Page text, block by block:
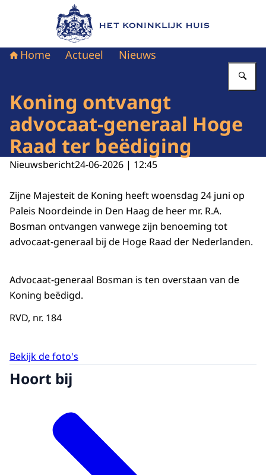
Naar de homepage van Het Koninklijk Huis
Home Actueel Nieuws
Koning ontvangt
advocaat-generaal Hoge
Raad ter beëdiging
Nieuwsbericht24-06-2026 | 12:45
Zijne Majesteit de Koning heeft woensdag 24 juni op
Paleis Noordeinde in Den Haag de heer mr. R.A.
Bosman ontvangen vanwege zijn benoeming tot
advocaat-generaal bij de Hoge Raad der Nederlanden.
Advocaat-generaal Bosman is ten overstaan van de
Koning beëdigd.
RVD, nr. 184
Bekijk de foto's
Hoort bij